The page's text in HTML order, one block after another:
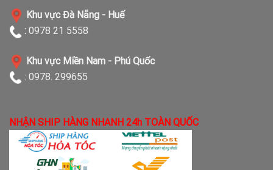
Khu vực Đà Nẵng - Huế
: 0978 21 5558
Khu vực Miền Nam - Phú Quốc
: 0978. 299655
NHẬN SHIP HÀNG NHANH 24h TOÀN QUỐC